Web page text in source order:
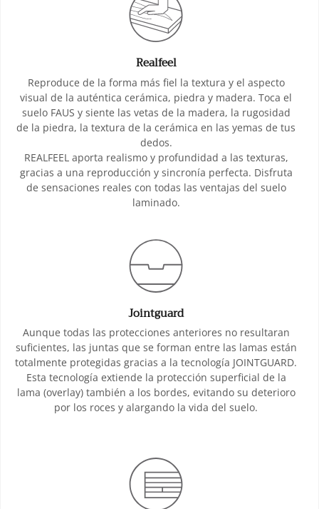
Realfeel
Reproduce de la forma más fiel la textura y el aspecto
visual de la auténtica cerámica, piedra y madera. Toca el
suelo FAUS y siente las vetas de la madera, la rugosidad
de la piedra, la textura de la cerámica en las yemas de tus
dedos.
REALFEEL aporta realismo y profundidad a las texturas,
gracias a una reproducción y sincronía perfecta. Disfruta
de sensaciones reales con todas las ventajas del suelo
laminado.
Jointguard
Aunque todas las protecciones anteriores no resultaran
suficientes, las juntas que se forman entre las lamas están
totalmente protegidas gracias a la tecnología JOINTGUARD.
Esta tecnología extiende la protección superficial de la
lama (overlay) también a los bordes, evitando su deterioro
por los roces y alargando la vida del suelo.